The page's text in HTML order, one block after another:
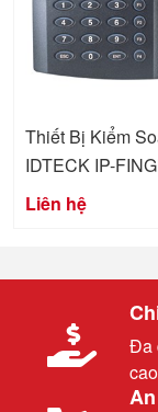
Thiết Bị Kiểm
IDTECK IP-
Liên hệ
Đa